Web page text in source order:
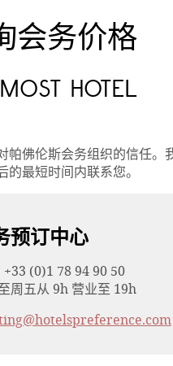
会务价格
HOTEL
帕佛伦斯会务组织的信任。
的最短时间内联系您。
预订中心
+33 (0)1 78 94 90 50
周五从 9h 营业至 19h